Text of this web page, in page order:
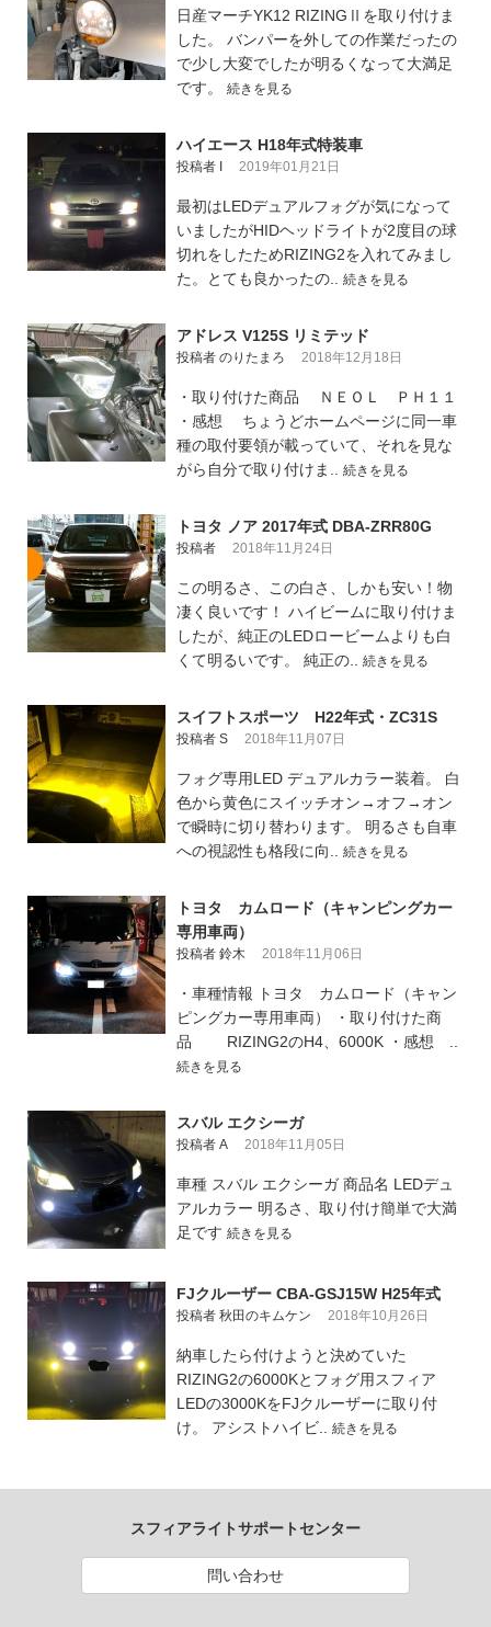
日産マーチYK12 RIZINGⅡを取り付けま
した。 バンパーを外しての作業だったの
で少し大変でしたが明るくなって大満足
です。 続きを見る
ハイエース H18年式特装車
投稿者 I 2019年01月21日
最初はLEDデュアルフォグが気になって
いましたがHIDヘッドライトが2度目の球
切れをしたためRIZING2を入れてみまし
た。とても良かったの.. 続きを見る
アドレス V125S リミテッド
投稿者 のりたまろ 2018年12月18日
・取り付けた商品 ＮＥＯＬ ＰＨ１１
・感想 ちょうどホームページに同一車
種の取付要領が載っていて、それを見な
がら自分で取り付けま.. 続きを見る
トヨタ ノア 2017年式 DBA-ZRR80G
投稿者 2018年11月24日
この明るさ、この白さ、しかも安い！物
凄く良いです！ ハイビームに取り付けま
したが、純正のLEDロービームよりも白
くて明るいです。 純正の.. 続きを見る
スイフトスポーツ H22年式・ZC31S
投稿者 S 2018年11月07日
フォグ専用LED デュアルカラー装着。 白
色から黄色にスイッチオン→オフ→オン
で瞬時に切り替わります。 明るさも自車
への視認性も格段に向.. 続きを見る
トヨタ カムロード（キャンピングカー
専用車両）
投稿者 鈴木 2018年11月06日
・車種情報 トヨタ カムロード（キャン
ピングカー専用車両） ・取り付けた商
品 RIZING2のH4、6000K ・感想 ..
続きを見る
スバル エクシーガ
投稿者 A 2018年11月05日
車種 スバル エクシーガ 商品名 LEDデュ
アルカラー 明るさ、取り付け簡単で大満
足です 続きを見る
FJクルーザー CBA-GSJ15W H25年式
投稿者 秋田のキムケン 2018年10月26日
納車したら付けようと決めていた
RIZING2の6000Kとフォグ用スフィア
LEDの3000KをFJクルーザーに取り付
け。 アシストハイビ.. 続きを見る
スフィアライトサポートセンター
問い合わせ